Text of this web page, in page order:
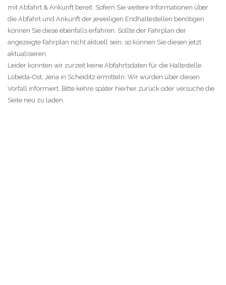
mit Abfahrt & Ankunft bereit. Sofern Sie weitere Informationen über
die Abfahrt und Ankunft der jeweiligen Endhaltestellen benötigen
können Sie diese ebenfalls erfahren. Sollte der Fahrplan der
angezeigte Fahrplan nicht aktuell sein, so können Sie diesen jetzt
aktualisieren.
Leider konnten wir zurzeit keine Abfahrtsdaten für die Haltestelle
Lobeda-Ost, Jena in Scheiditz ermitteln. Wir wurden über diesen
Vorfall informiert. Bitte kehre später hierher zurück oder versuche die
Seite neu zu laden.